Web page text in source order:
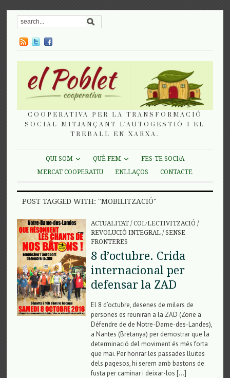
COOPERATIVA PER LA TRANSFORMACIÓ
SOCIAL MITJANÇANT L'AUTOGESTIÓ I EL
TREBALL EN XARXA.
QUI SOM QUÈ FEM
FES-TE SOCI/A
MERCAT COOPERATIU
ENLLAÇOS CONTACTE
POST TAGGED WITH: "MOBILITZACIÓ"
ACTUALITAT/COL·LECTIVITZACIÓ /
REVOLUCIÓ INTEGRAL/SENSE
FRONTERES
8 d’octubre. Crida
internacional per
defensar la ZAD
El 8 d’octubre, desenes de milers de
persones es reuniran a la ZAD (Zone a
Défendre de de Notre-Dame-des-Landes),
a Nantes (Bretanya) per demostrar que la
determinació del moviment és més forta
que mai. Per honrar les passades lluites
dels pagesos, hi serem amb bastons de
fusta per caminar i deixar-los […]